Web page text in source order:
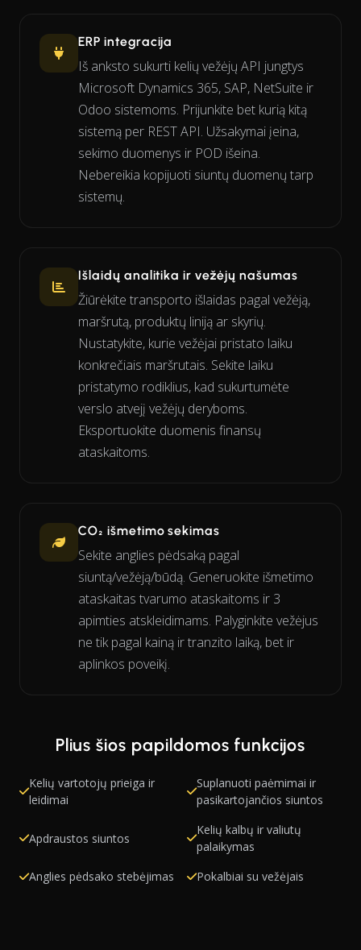
ERP integracija
Iš anksto sukurti kelių vežėjų API jungtys
Microsoft Dynamics 365, SAP, NetSuite ir
Odoo sistemoms. Prijunkite bet kurią kitą
sistemą per REST API. Užsakymai įeina,
sekimo duomenys ir POD išeina.
Nebereikia kopijuoti siuntų duomenų tarp
sistemų.
Išlaidų analitika ir vežėjų našumas
Žiūrėkite transporto išlaidas pagal vežėją,
maršrutą, produktų liniją ar skyrių.
Nustatykite, kurie vežėjai pristato laiku
konkrečiais maršrutais. Sekite laiku
pristatymo rodiklius, kad sukurtumėte
verslo atvejį vežėjų deryboms.
Eksportuokite duomenis finansų
ataskaitoms.
CO₂ išmetimo sekimas
Sekite anglies pėdsaką pagal
siuntą/vežėją/būdą. Generuokite išmetimo
ataskaitas tvarumo ataskaitoms ir 3
apimties atskleidimams. Palyginkite vežėjus
ne tik pagal kainą ir tranzito laiką, bet ir
aplinkos poveikį.
Plius šios papildomos funkcijos
Kelių vartotojų prieiga ir
leidimai
Suplanuoti paėmimai ir
pasikartojančios siuntos
Apdraustos siuntos
Kelių kalbų ir valiutų
palaikymas
Anglies pėdsako stebėjimas
Pokalbiai su vežėjais